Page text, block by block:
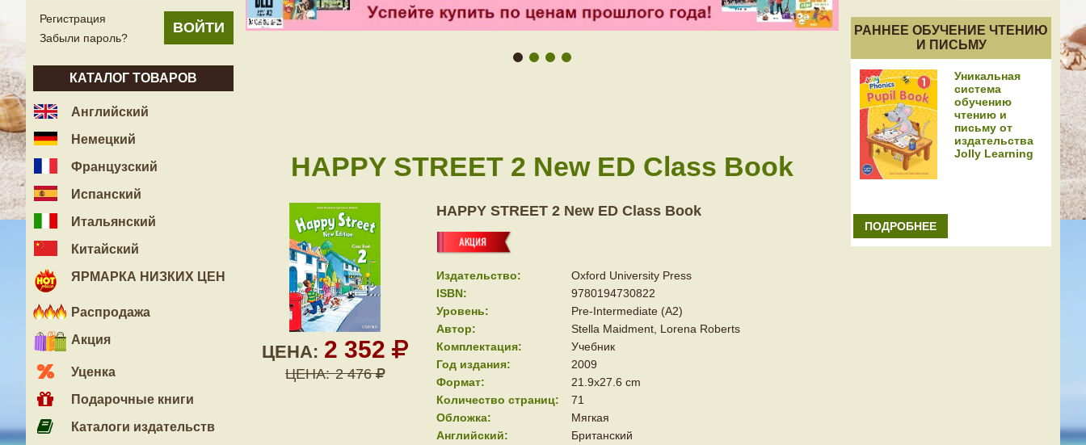
Регистрация
Забыли пароль?
КАТАЛОГ ТОВАРОВ
Английский
Немецкий
Французский
Испанский
Итальянский
Китайский
ЯРМАРКА НИЗКИХ ЦЕН
Распродажа
Акция
Уценка
Подарочные книги
Каталоги издательств
HAPPY STREET 2 New ED Class Book
ЦЕНА: 2 352
ЦЕНА: 2 476
HAPPY STREET 2 New ED Class Book
Издательство:
Oxford University Press
ISBN:
9780194730822
Уровень:
Pre-Intermediate (A2)
Автор:
Stella Maidment, Lorena Roberts
Комплектация:
Учебник
Год издания:
2009
Формат:
21.9x27.6 cm
Количество страниц:
71
Обложка:
Мягкая
Английский:
Британский
РАННЕЕ ОБУЧЕНИЕ ЧТЕНИЮ
И ПИСЬМУ
Уникальная
система
обучению
чтению и
письму от
издательства
Jolly Learning
ПОДРОБНЕЕ